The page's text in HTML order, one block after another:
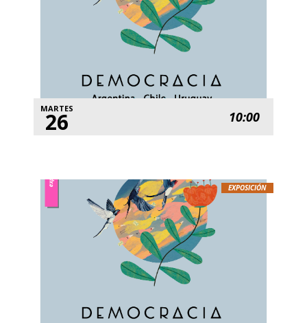
MARTES
26 10:00
EXPOSICIÓN